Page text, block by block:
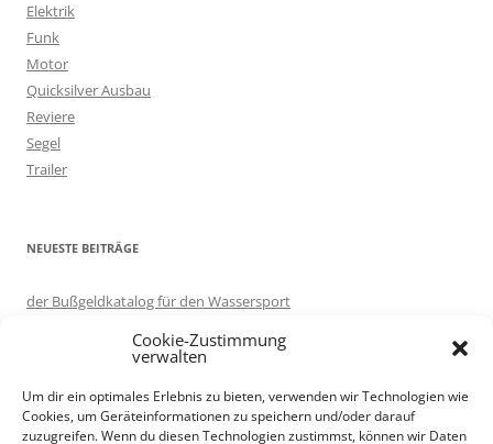
Elektrik
Funk
Motor
Quicksilver Ausbau
Reviere
Segel
Trailer
NEUESTE BEITRÄGE
der Bußgeldkatalog für den Wassersport
Motorboot ausprobieren – auf Korfu
Trailer renovieren
Cookie-Zustimmung
verwalten
Um dir ein optimales Erlebnis zu bieten, verwenden wir Technologien wie
Cookies, um Geräteinformationen zu speichern und/oder darauf
zuzugreifen. Wenn du diesen Technologien zustimmst, können wir Daten